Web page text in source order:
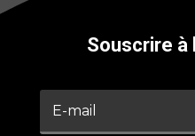
Souscrire